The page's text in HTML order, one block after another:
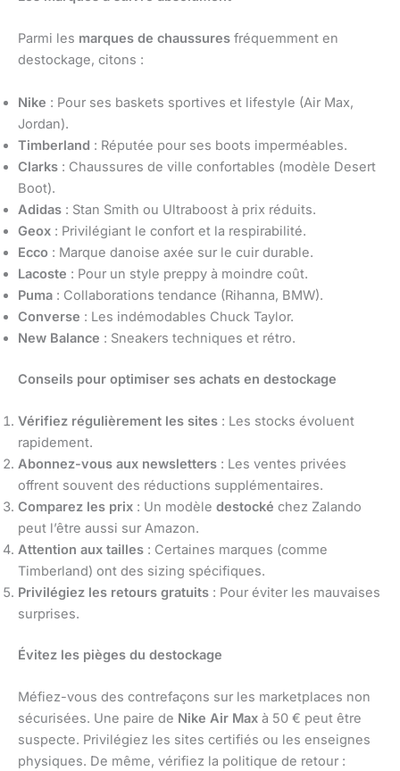
Parmi les marques de chaussures fréquemment en
destockage, citons :
Nike : Pour ses baskets sportives et lifestyle (Air Max,
Jordan).
Timberland : Réputée pour ses boots imperméables.
Clarks : Chaussures de ville confortables (modèle Desert
Boot).
Adidas : Stan Smith ou Ultraboost à prix réduits.
Geox : Privilégiant le confort et la respirabilité.
Ecco : Marque danoise axée sur le cuir durable.
Lacoste : Pour un style preppy à moindre coût.
Puma : Collaborations tendance (Rihanna, BMW).
Converse : Les indémodables Chuck Taylor.
New Balance : Sneakers techniques et rétro.
Conseils pour optimiser ses achats en destockage
Vérifiez régulièrement les sites : Les stocks évoluent
rapidement.
Abonnez-vous aux newsletters : Les ventes privées
offrent souvent des réductions supplémentaires.
Comparez les prix : Un modèle destocké chez Zalando
peut l’être aussi sur Amazon.
Attention aux tailles : Certaines marques (comme
Timberland) ont des sizing spécifiques.
Privilégiez les retours gratuits : Pour éviter les mauvaises
surprises.
Évitez les pièges du destockage
Méfiez-vous des contrefaçons sur les marketplaces non
sécurisées. Une paire de Nike Air Max à 50 € peut être
suspecte. Privilégiez les sites certifiés ou les enseignes
physiques. De même, vérifiez la politique de retour :